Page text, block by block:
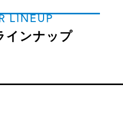
LINEUP
インナップ